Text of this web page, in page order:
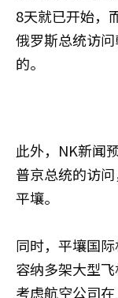
8天就已开始，
俄罗斯总统访
的。
此外，NK新闻
普京总统的访
平壤。
同时，平壤国
容纳多架大型
考虑航空公司